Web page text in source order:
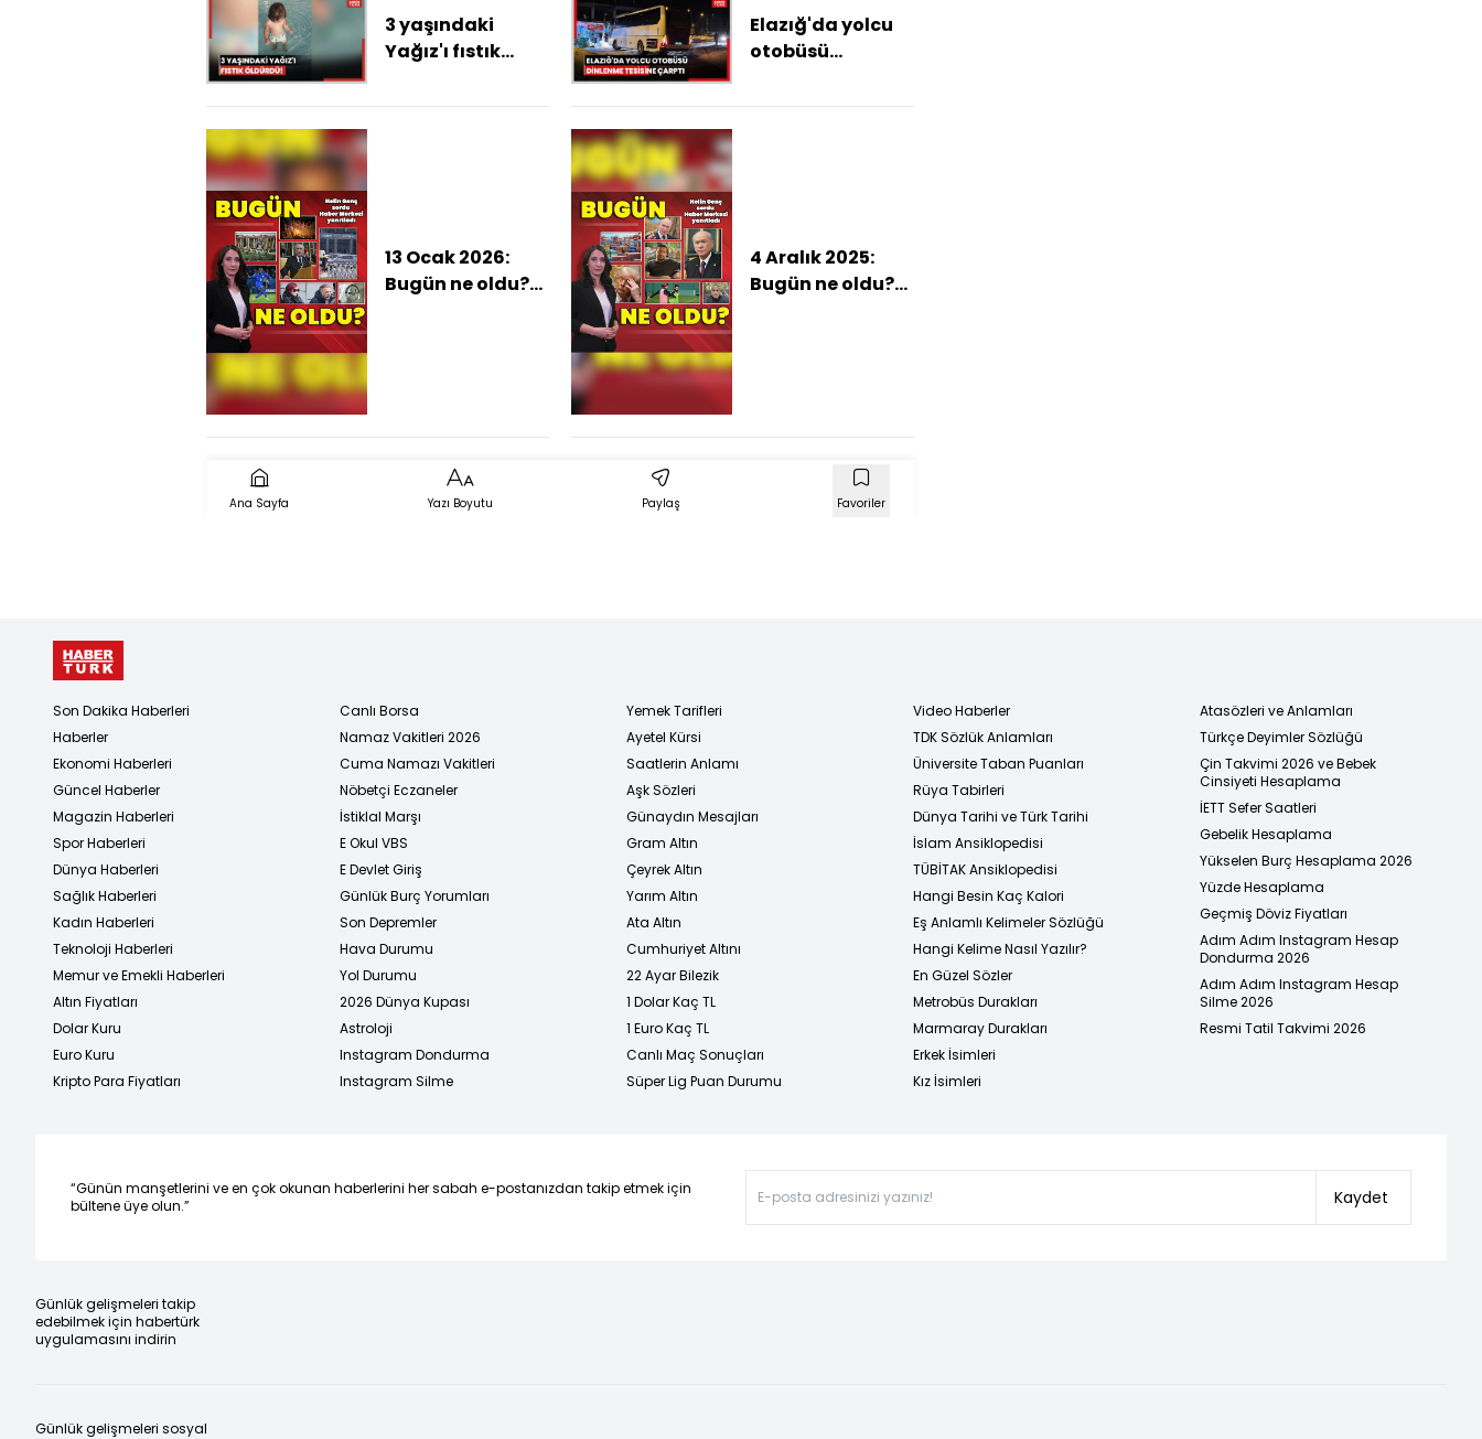
3 yaşındaki
Yağız'ı fıstık
Elazığ'da yolcu
otobüsü
tesisine çarptı
13 Ocak 2026:
Bugün ne oldu?
4 Aralık 2025:
Bugün ne oldu?
Ana Sayfa Yazı Boyutu Paylaş Favoriler
Son Dakika Haberleri
Haberler
Ekonomi Haberleri
Güncel Haberler
Magazin Haberleri
Spor Haberleri
Dünya Haberleri
Sağlık Haberleri
Kadın Haberleri
Teknoloji Haberleri
Memur ve Emekli Haberleri
Altın Fiyatları
Dolar Kuru
Euro Kuru
Kripto Para Fiyatları
Canlı Borsa
Namaz Vakitleri 2026
Cuma Namazı Vakitleri
Nöbetçi Eczaneler
İstiklal Marşı
E Okul VBS
E Devlet Giriş
Günlük Burç Yorumları
Son Depremler
Hava Durumu
Yol Durumu
2026 Dünya Kupası
Astroloji
Instagram Dondurma
Instagram Silme
Yemek Tarifleri
Ayetel Kürsi
Saatlerin Anlamı
Aşk Sözleri
Günaydın Mesajları
Gram Altın
Çeyrek Altın
Yarım Altın
Ata Altın
Cumhuriyet Altını
22 Ayar Bilezik
1 Dolar Kaç TL
1 Euro Kaç TL
Canlı Maç Sonuçları
Süper Lig Puan Durumu
Video Haberler
TDK Sözlük Anlamları
Üniversite Taban Puanları
Rüya Tabirleri
Dünya Tarihi ve Türk Tarihi
İslam Ansiklopedisi
TÜBİTAK Ansiklopedisi
Hangi Besin Kaç Kalori
Eş Anlamlı Kelimeler Sözlüğü
Hangi Kelime Nasıl Yazılır?
En Güzel Sözler
Metrobüs Durakları
Marmaray Durakları
Erkek İsimleri
Kız İsimleri
Atasözleri ve Anlamları
Türkçe Deyimler Sözlüğü
Çin Takvimi 2026 ve Bebek
Cinsiyeti Hesaplama
İETT Sefer Saatleri
Gebelik Hesaplama
Yükselen Burç Hesaplama 2026
Yüzde Hesaplama
Geçmiş Döviz Fiyatları
Adım Adım Instagram Hesap
Dondurma 2026
Adım Adım Instagram Hesap
Silme 2026
Resmi Tatil Takvimi 2026
“Günün manşetlerini ve en çok okunan haberlerini her sabah e-postanızdan takip etmek için
bültene üye olun.”
Kaydet
Günlük gelişmeleri takip
edebilmek için habertürk
uygulamasını indirin
Günlük gelişmeleri sosyal